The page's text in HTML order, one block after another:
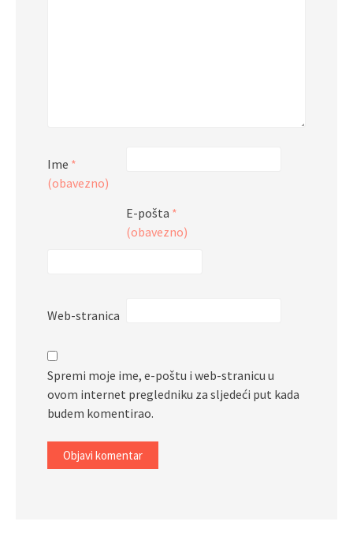
Ime *
(obavezno)
E-pošta *
(obavezno)
Web-stranica
Spremi moje ime, e-poštu i web-stranicu u
ovom internet pregledniku za sljedeći put kada
budem komentirao.